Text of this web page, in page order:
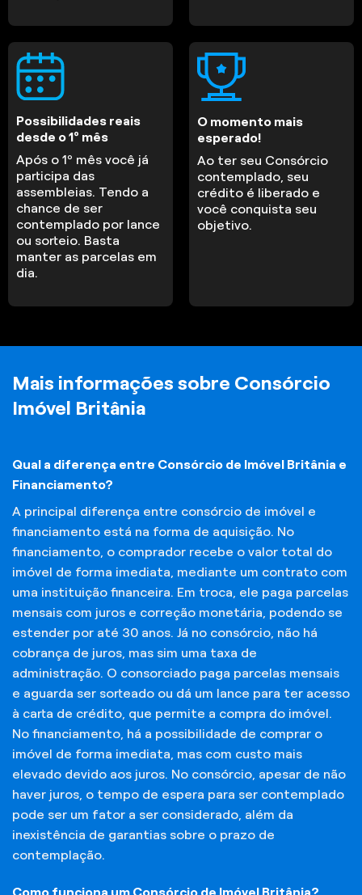
Possibilidades reais
desde o 1º mês
Após o 1º mês você já
participa das
assembleias. Tendo a
chance de ser
contemplado por lance
ou sorteio. Basta
manter as parcelas em
dia.
O momento mais
esperado!
Ao ter seu Consórcio
contemplado, seu
crédito é liberado e
você conquista seu
objetivo.
Mais informações sobre Consórcio
Imóvel Britânia
Qual a diferença entre Consórcio de Imóvel Britânia e
Financiamento?
A principal diferença entre consórcio de imóvel e
financiamento está na forma de aquisição. No
financiamento, o comprador recebe o valor total do
imóvel de forma imediata, mediante um contrato com
uma instituição financeira. Em troca, ele paga parcelas
mensais com juros e correção monetária, podendo se
estender por até 30 anos. Já no consórcio, não há
cobrança de juros, mas sim uma taxa de
administração. O consorciado paga parcelas mensais
e aguarda ser sorteado ou dá um lance para ter acesso
à carta de crédito, que permite a compra do imóvel.
No financiamento, há a possibilidade de comprar o
imóvel de forma imediata, mas com custo mais
elevado devido aos juros. No consórcio, apesar de não
haver juros, o tempo de espera para ser contemplado
pode ser um fator a ser considerado, além da
inexistência de garantias sobre o prazo de
contemplação.